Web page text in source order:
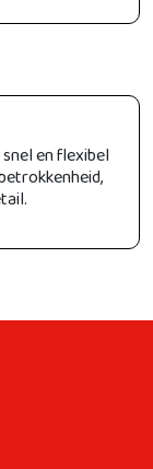
en flexibel